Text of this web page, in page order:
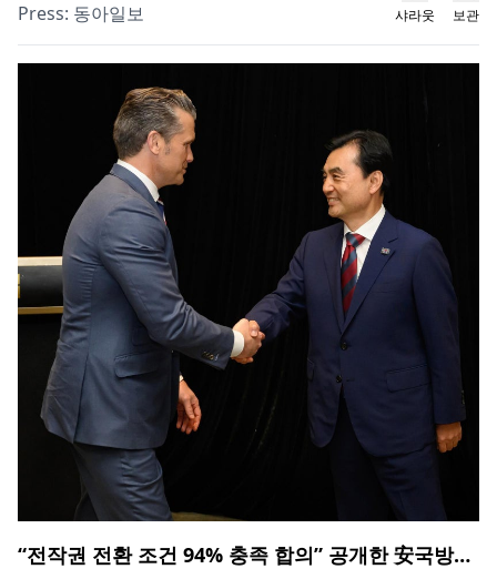
Press: 동아일보 샤라웃 보관
“전작권 전환 조건 94% 충족 합의” 공개한 安국방…